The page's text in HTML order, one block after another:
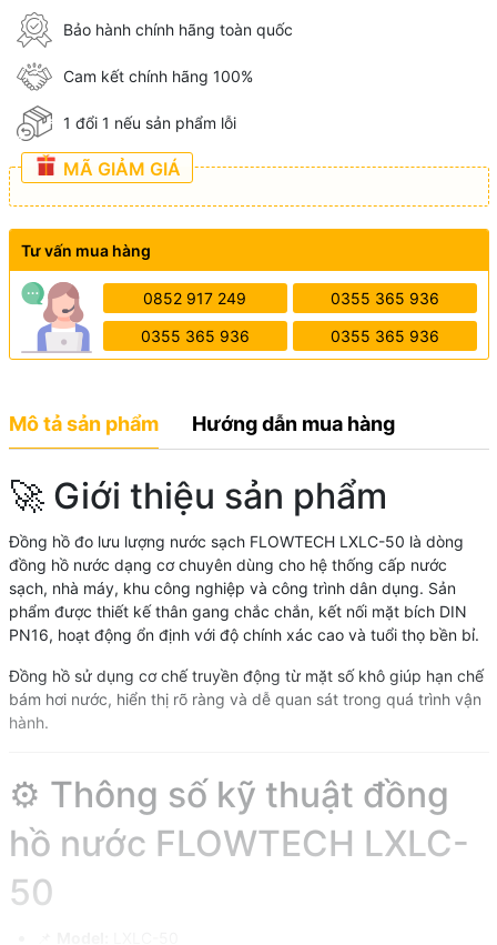
Bảo hành chính hãng toàn quốc
Cam kết chính hãng 100%
1 đổi 1 nếu sản phẩm lỗi
MÃ GIẢM GIÁ
Tư vấn mua hàng
0852 917 249 0355 365 936
0355 365 936 0355 365 936
Mô tả sản phẩm Hướng dẫn mua hàng
🚀 Giới thiệu sản phẩm
Đồng hồ đo lưu lượng nước sạch FLOWTECH LXLC-50 là dòng
đồng hồ nước dạng cơ chuyên dùng cho hệ thống cấp nước
sạch, nhà máy, khu công nghiệp và công trình dân dụng. Sản
phẩm được thiết kế thân gang chắc chắn, kết nối mặt bích DIN
PN16, hoạt động ổn định với độ chính xác cao và tuổi thọ bền bỉ.
Đồng hồ sử dụng cơ chế truyền động từ mặt số khô giúp hạn chế
bám hơi nước, hiển thị rõ ràng và dễ quan sát trong quá trình vận
hành.
⚙️ Thông số kỹ thuật đồng
hồ nước FLOWTECH LXLC-
50